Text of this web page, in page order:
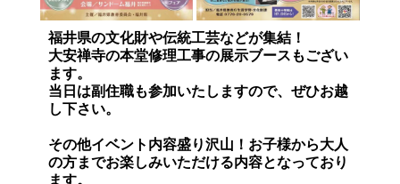
福井県の文化財や伝統工芸などが集結！
大安禅寺の本堂修理工事の展示ブースもござい
ます。
当日は副住職も参加いたしますので、ぜひお越
し下さい。
その他イベント内容盛り沢山！お子様から大人
の方までお楽しみいただける内容となっており
ます。